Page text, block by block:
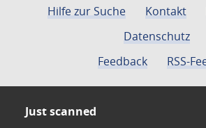
Hilfe zur Suche Kontakt
Datenschutz
Feedback
RSS-
Just scanned